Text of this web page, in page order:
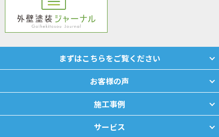
まずはこちらをご覧ください
お客様の声
施工事例
サービス